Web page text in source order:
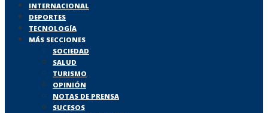
INTERNACIONAL
DEPORTES
TECNOLOGÍA
MÁS SECCIONES
SOCIEDAD
SALUD
TURISMO
OPINIÓN
NOTAS DE PRENSA
SUCESOS